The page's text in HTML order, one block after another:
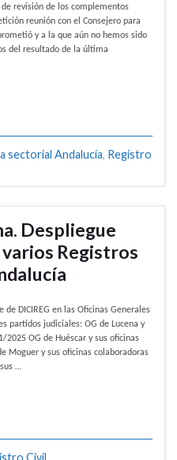
revisión de los complementos
reunión con el Consejero para
y a la que aún no hemos sido
del resultado de la última
sectorial Andalucía, Registro
Despliegue
varios Registros
DICIREG en las Oficinas Generales
partidos judiciales: OG de Lucena y
OG de Huéscar y sus oficinas
Moguer y sus oficinas colaboradoras
…